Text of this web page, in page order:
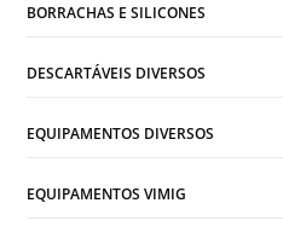
BORRACHAS E SILICONES
DESCARTÁVEIS DIVERSOS
EQUIPAMENTOS DIVERSOS
EQUIPAMENTOS VIMIG